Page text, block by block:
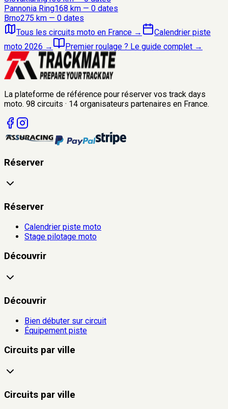
Pannonia Ring168 km — 0 dates
Brno275 km — 0 dates
Tous les circuits moto en France →
Calendrier piste
moto 2026 → Premier roulage ? Le guide complet →
La plateforme de référence pour réserver vos track days
moto. 98 circuits · 14 organisateurs partenaires en France.
Réserver
Réserver
Calendrier piste moto
Stage pilotage moto
Découvrir
Découvrir
Bien débuter sur circuit
Équipement piste
Circuits par ville
Circuits par ville